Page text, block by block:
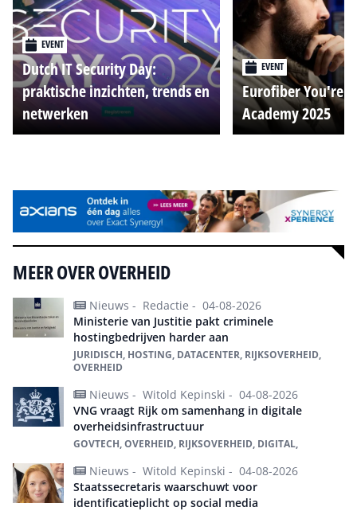
EVENT
Dutch IT Security Day:
praktische inzichten, trends en
netwerken
EVENT
Eurofiber You're
Academy 2025
MEER OVER OVERHEID
Nieuws - Redactie - 04-08-2026
Ministerie van Justitie pakt criminele
hostingbedrijven harder aan
JURIDISCH, HOSTING, DATACENTER, RIJKSOVERHEID,
OVERHEID
Nieuws - Witold Kepinski - 04-08-2026
VNG vraagt Rijk om samenhang in digitale
overheidsinfrastructuur
GOVTECH, OVERHEID, RIJKSOVERHEID, DIGITAL,
Nieuws - Witold Kepinski - 04-08-2026
Staatssecretaris waarschuwt voor
identificatieplicht op social media